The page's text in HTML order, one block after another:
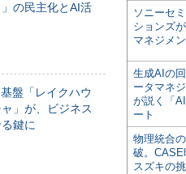
の民主化とAI活
盤「レイクハウ
」が、ビジネス
鍵に
ソニーセ
ションズ
マネジメン
生成AIの
ータマネ
が説く「
ート
物理統合
破。CASE
スズキの